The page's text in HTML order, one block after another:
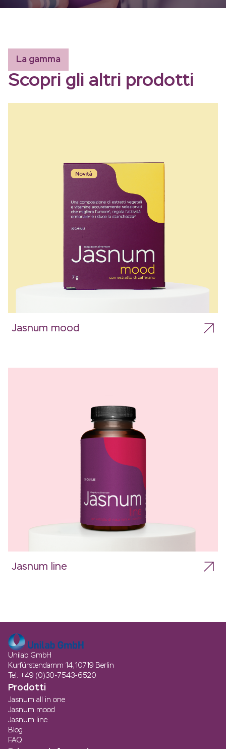
La gamma
Scopri gli altri prodotti
Jasnum mood
Jasnum line
Unilab GmbH
Kurfürstendamm 14, 10719 Berlin
Tel: +49 (0)30-7543-6520
Prodotti
Jasnum all in one
Jasnum mood
Jasnum line
Blog
FAQ